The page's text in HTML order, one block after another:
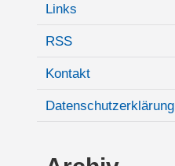
Links
RSS
Kontakt
Datenschutzerklärung